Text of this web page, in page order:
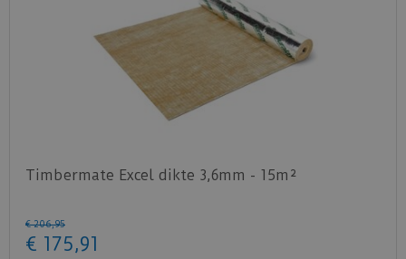
Timbermate Excel dikte 3,6mm - 15m²
€ 206,95
€ 175,91